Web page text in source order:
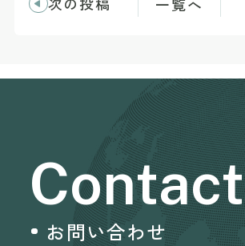
Contact
お問い合わせ